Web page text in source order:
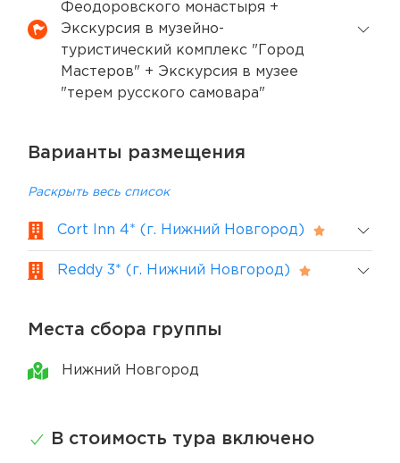
Феодоровского монастыря +
Экскурсия в музейно-
туристический комплекс "Город
Мастеров" + Экскурсия в музее
"терем русского самовара"
Варианты размещения
Раскрыть весь список
Cort Inn 4* (г. Нижний Новгород)
Reddy 3* (г. Нижний Новгород)
Места сбора группы
Нижний Новгород
В стоимость тура включено